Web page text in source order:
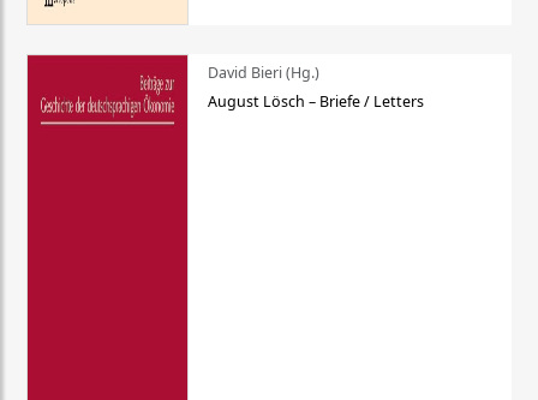
David Bieri (Hg.)
August Lösch – Briefe / Letters